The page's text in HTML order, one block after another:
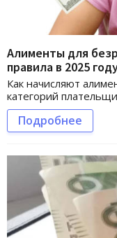
Алименты для
правила в 2025
Как начисляют
категорий
Подробнее